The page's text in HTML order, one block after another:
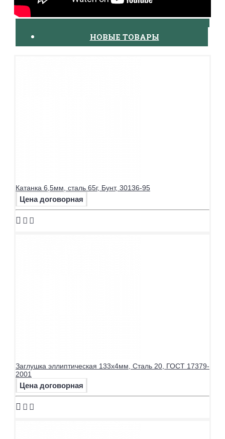
НОВЫЕ ТОВАРЫ
Катанка 6,5мм, сталь 65г, Бунт, 30136-95
Цена договорная
Заглушка эллиптическая 133х4мм, Сталь 20, ГОСТ 17379-
2001
Цена договорная